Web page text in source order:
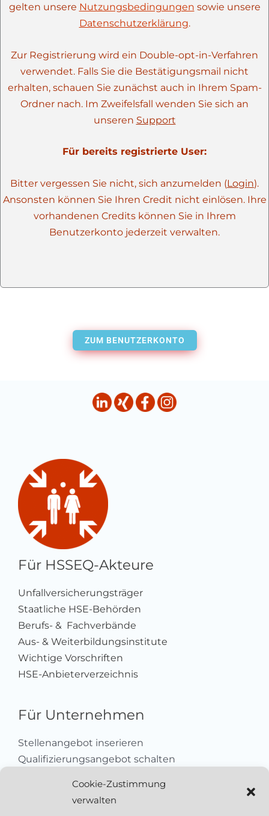
Cookie-Zustimmung
verwalten
gelten unsere Nutzungsbedingungen sowie unsere
Datenschutzerklärung.
Zur Registrierung wird ein Double-opt-in-Verfahren
verwendet. Falls Sie die Bestätigungsmail nicht
erhalten, schauen Sie zunächst auch in Ihrem Spam-
Ordner nach. Im Zweifelsfall wenden Sie sich an
unseren Support
Für bereits registrierte User:
Bitter vergessen Sie nicht, sich anzumelden (Login).
Ansonsten können Sie Ihren Credit nicht einlösen. Ihre
vorhandenen Credits können Sie in Ihrem
Benutzerkonto jederzeit verwalten.
ZUM BENUTZERKONTO
Für HSSEQ-Akteure
Unfallversicherungsträger
Staatliche HSE-Behörden
Berufs- & Fachverbände
Aus- & Weiterbildungsinstitute
Wichtige Vorschriften
HSE-Anbieterverzeichnis
Für Unternehmen
Stellenangebot inserieren
Qualifizierungsangebot schalten